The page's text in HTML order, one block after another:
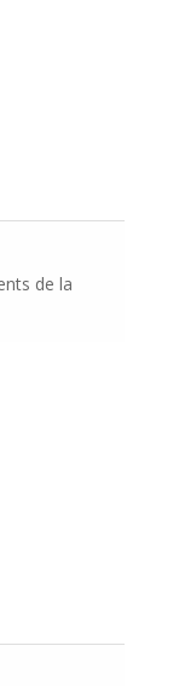
de la